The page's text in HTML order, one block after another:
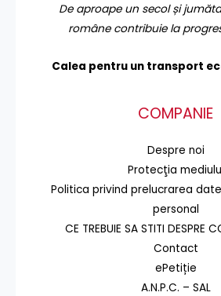
De aproape un secol și
române contribuie la
Calea pentru un transport
COMPANIE
Despre noi
Protecţia
Politica privind prelucrarea
personal
CE TREBUIE SA STITI DESPRE
Contact
ePetiție
A.N.P.C. – SAL